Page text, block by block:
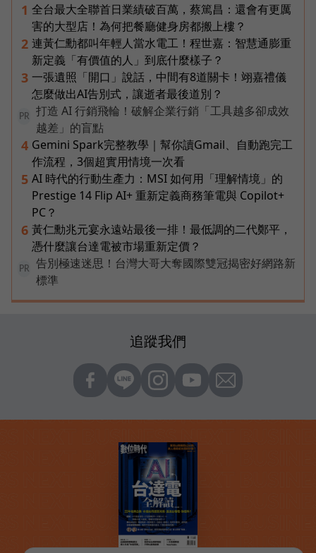
1 全台最大全聯首日業績破百萬，蔡篤昌：還會有更厲
害的大型店！為何把餐廳健身房都搬上樓？
2 連黃仁勳都叫年輕人當水電工！程世嘉：智慧通膨重
新定義「有價值的人」到底什麼樣子？
3 一張遺照「開口」說話，中間有8道關卡！翊嘉禮儀
怎麼做出AI告別式，讓逝者最後道別？
PR
打造 AI 行銷飛輪！破解企業行銷「工具越多卻成效
越差」的盲點
4 Gemini Spark完整教學｜幫你讀Gmail、自動跑完工
作流程，3個超實用情境一次看
5 AI 時代的行動生產力：MSI 如何用「理解情境」的
Prestige 14 Flip AI+ 重新定義商務筆電與 Copilot+
PC？
6 黃仁勳兆元宴永遠站最後一排！最低調的二代鄭平，
憑什麼讓台達電被市場重新定價？
PR
告別極速迷思！台灣大哥大奪國際雙冠揭密好網路新
標準
追蹤我們